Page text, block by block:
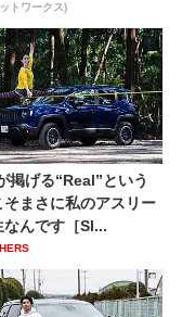
トワークス)
掲げる“Real”という
そまさに私のアスリー
なんです［Sl...